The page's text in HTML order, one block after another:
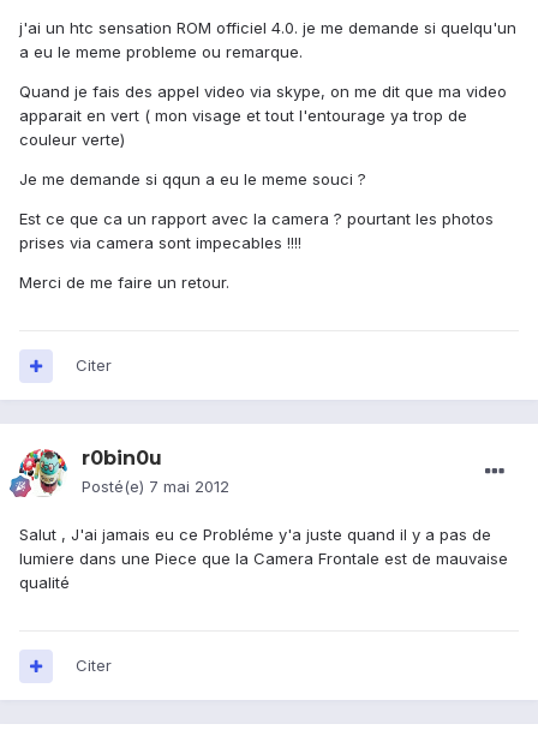
j'ai un htc sensation ROM officiel 4.0. je me demande si quelqu'un
a eu le meme probleme ou remarque.
Quand je fais des appel video via skype, on me dit que ma video
apparait en vert ( mon visage et tout l'entourage ya trop de
couleur verte)
Je me demande si qqun a eu le meme souci ?
Est ce que ca un rapport avec la camera ? pourtant les photos
prises via camera sont impecables !!!!
Merci de me faire un retour.
Citer
r0bin0u
Posté(e) 7 mai 2012
Salut , J'ai jamais eu ce Probléme y'a juste quand il y a pas de
lumiere dans une Piece que la Camera Frontale est de mauvaise
qualité
Citer